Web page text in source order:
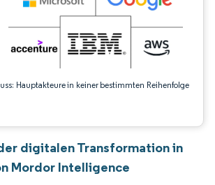
Hauptakteure in keiner bestimmten Reihenfolge
digitalen Transformation in
Mordor Intelligence